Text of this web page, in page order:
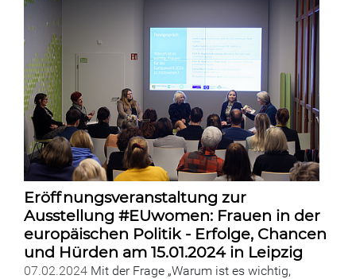
Eröffnungsveranstaltung zur
Ausstellung #EUwomen: Frauen in der
europäischen Politik - Erfolge, Chancen
und Hürden am 15.01.2024 in Leipzig
07.02.2024 Mit der Frage „Warum ist es wichtig,